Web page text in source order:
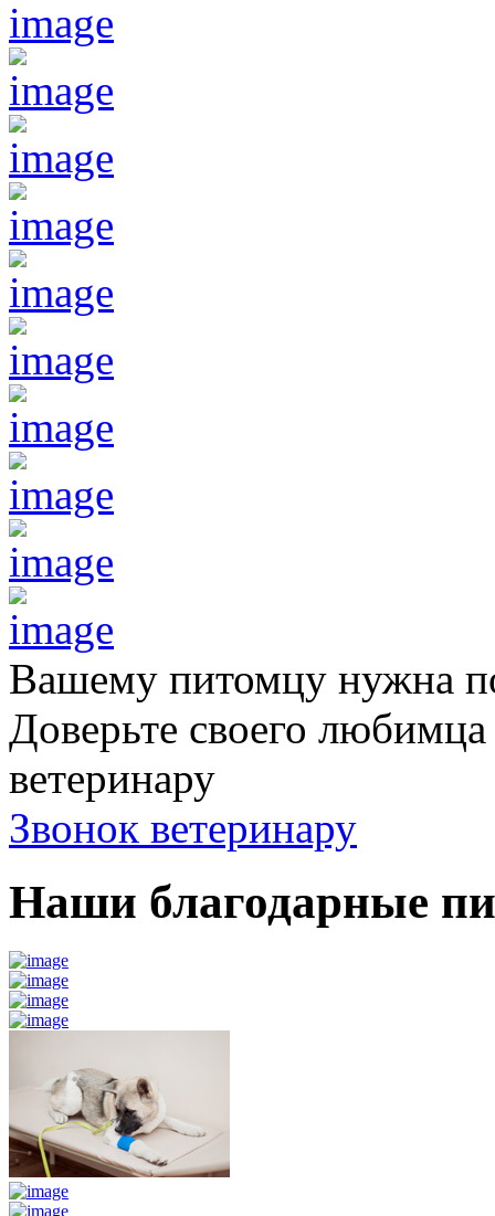
Вашему питомцу нужна
Доверьте своего
ветеринару
Звонок ветеринару
Наши благодарные